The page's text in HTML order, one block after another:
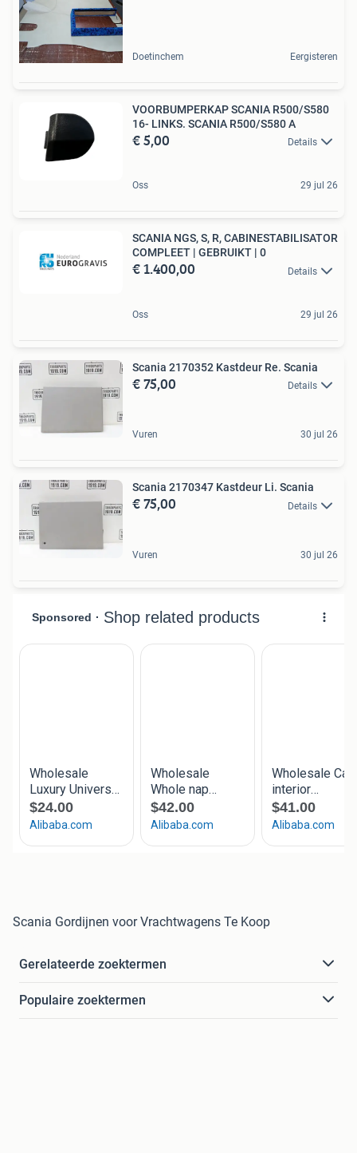
Doetinchem Eergisteren
VOORBUMPERKAP SCANIA R500/S580
16- LINKS. SCANIA R500/S580 A
€ 5,00 Details
Oss 29 jul 26
SCANIA NGS, S, R, CABINESTABILISATOR
COMPLEET | GEBRUIKT | 0
€ 1.400,00 Details
Oss 29 jul 26
Scania 2170352 Kastdeur Re. Scania
€ 75,00 Details
Vuren 30 jul 26
Scania 2170347 Kastdeur Li. Scania
€ 75,00 Details
Vuren 30 jul 26
Scania Gordijnen voor Vrachtwagens Te Koop
Gerelateerde zoektermen
Populaire zoektermen